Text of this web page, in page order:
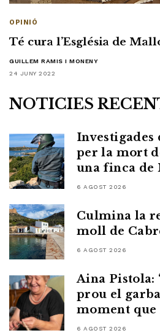
OPINIÓ
Té cura l’Església de
GUILLEM RAMIS I MONENY
24 JUNY 2022
NOTÍCIES
Investigades
per la mort
una finca de
6 AGOST 2026
Culmina la
moll de
6 AGOST 2026
Aina Pistola:
prou el
moment que
6 AGOST 2026